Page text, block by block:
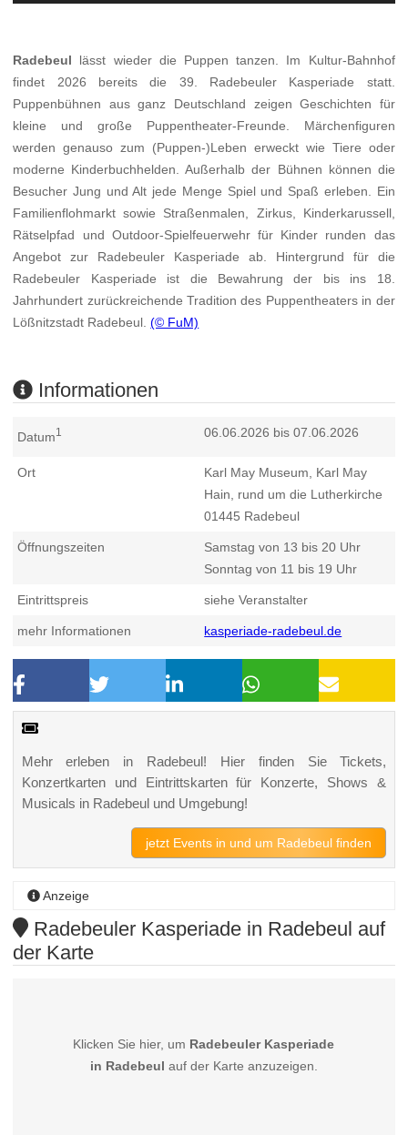
Radebeul lässt wieder die Puppen tanzen. Im Kultur-Bahnhof
findet 2026 bereits die 39. Radebeuler Kasperiade statt.
Puppenbühnen aus ganz Deutschland zeigen Geschichten für
kleine und große Puppentheater-Freunde. Märchenfiguren
werden genauso zum (Puppen-)Leben erweckt wie Tiere oder
moderne Kinderbuchhelden. Außerhalb der Bühnen können die
Besucher Jung und Alt jede Menge Spiel und Spaß erleben. Ein
Familienflohmarkt sowie Straßenmalen, Zirkus, Kinderkarussell,
Rätselpfad und Outdoor-Spielfeuerwehr für Kinder runden das
Angebot zur Radebeuler Kasperiade ab. Hintergrund für die
Radebeuler Kasperiade ist die Bewahrung der bis ins 18.
Jahrhundert zurückreichende Tradition des Puppentheaters in der
Lößnitzstadt Radebeul.(© FuM)
Informationen
Datum1 06.06.2026 bis 07.06.2026
Ort
Karl May Museum, Karl May
Hain, rund um die Lutherkirche
01445 Radebeul
Öffnungszeiten
Samstag von 13 bis 20 Uhr
Sonntag von 11 bis 19 Uhr
Eintrittspreis siehe Veranstalter
mehr Informationen kasperiade-radebeul.de
Mehr erleben in Radebeul! Hier finden Sie Tickets,
Konzertkarten und Eintrittskarten für Konzerte, Shows &
Musicals in Radebeul und Umgebung!
jetzt Events in und um Radebeul finden
Anzeige
Radebeuler Kasperiade in Radebeul auf
der Karte
Klicken Sie hier, um Radebeuler Kasperiade
in Radebeul auf der Karte anzuzeigen.